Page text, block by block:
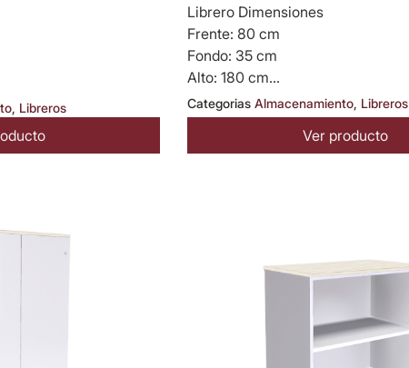
, Libreros
Librero Dimensiones
Frente: 80 cm
Fondo: 35 cm
Alto: 180 cm...
Categorias Almacenamiento, Libreros
Ver producto